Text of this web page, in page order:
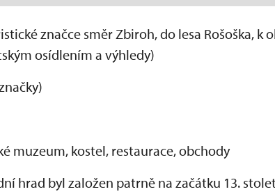
značce směr Zbiroh, do lesa Rošoška, k
osídlením a výhledy)
muzeum, kostel, restaurace, obchody
hrad byl založen patrně na začátku 13.